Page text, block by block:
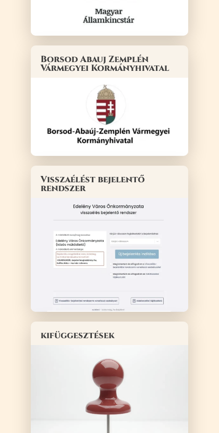
Borsod Abauj Zemplén
Vármegyei Kormányhivatal
Visszaélést bejelentő
rendszer
kifüggesztések